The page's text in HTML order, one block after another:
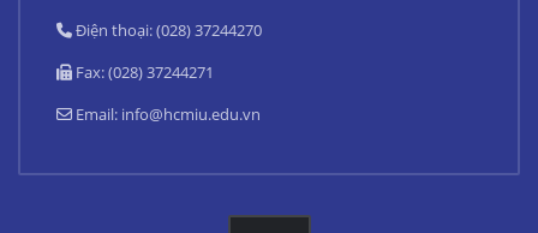
Điện thoại: (028) 37244270
Fax: (028) 37244271
Email: info@hcmiu.edu.vn